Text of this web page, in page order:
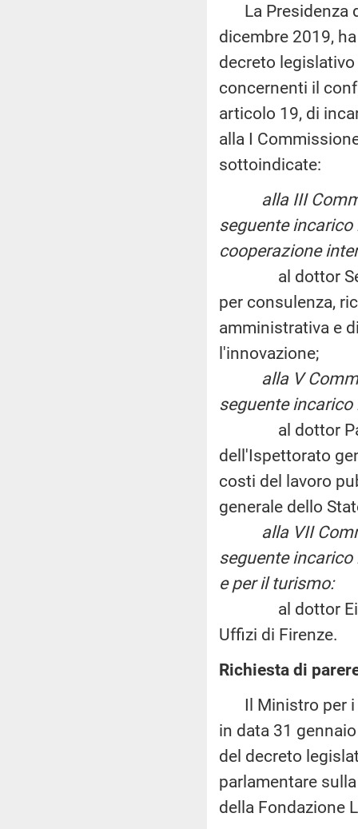
La Presidenza
dicembre 2019,
decreto
concernenti il
articolo 19, di
alla I
sottoindicate:
alla III
seguente
cooperazione
al dottor
per consulenza,
amministrativa e
l'innovazione;
alla V
seguente
al dottor
dell'Ispettorato
costi del lavoro
generale dello
alla VII
seguente
e per il turismo:
al dottor Eike
Uffizi di Firenze.
Richiesta di
Il Ministro per i
in data 31
del decreto
parlamentare
della Fondazione